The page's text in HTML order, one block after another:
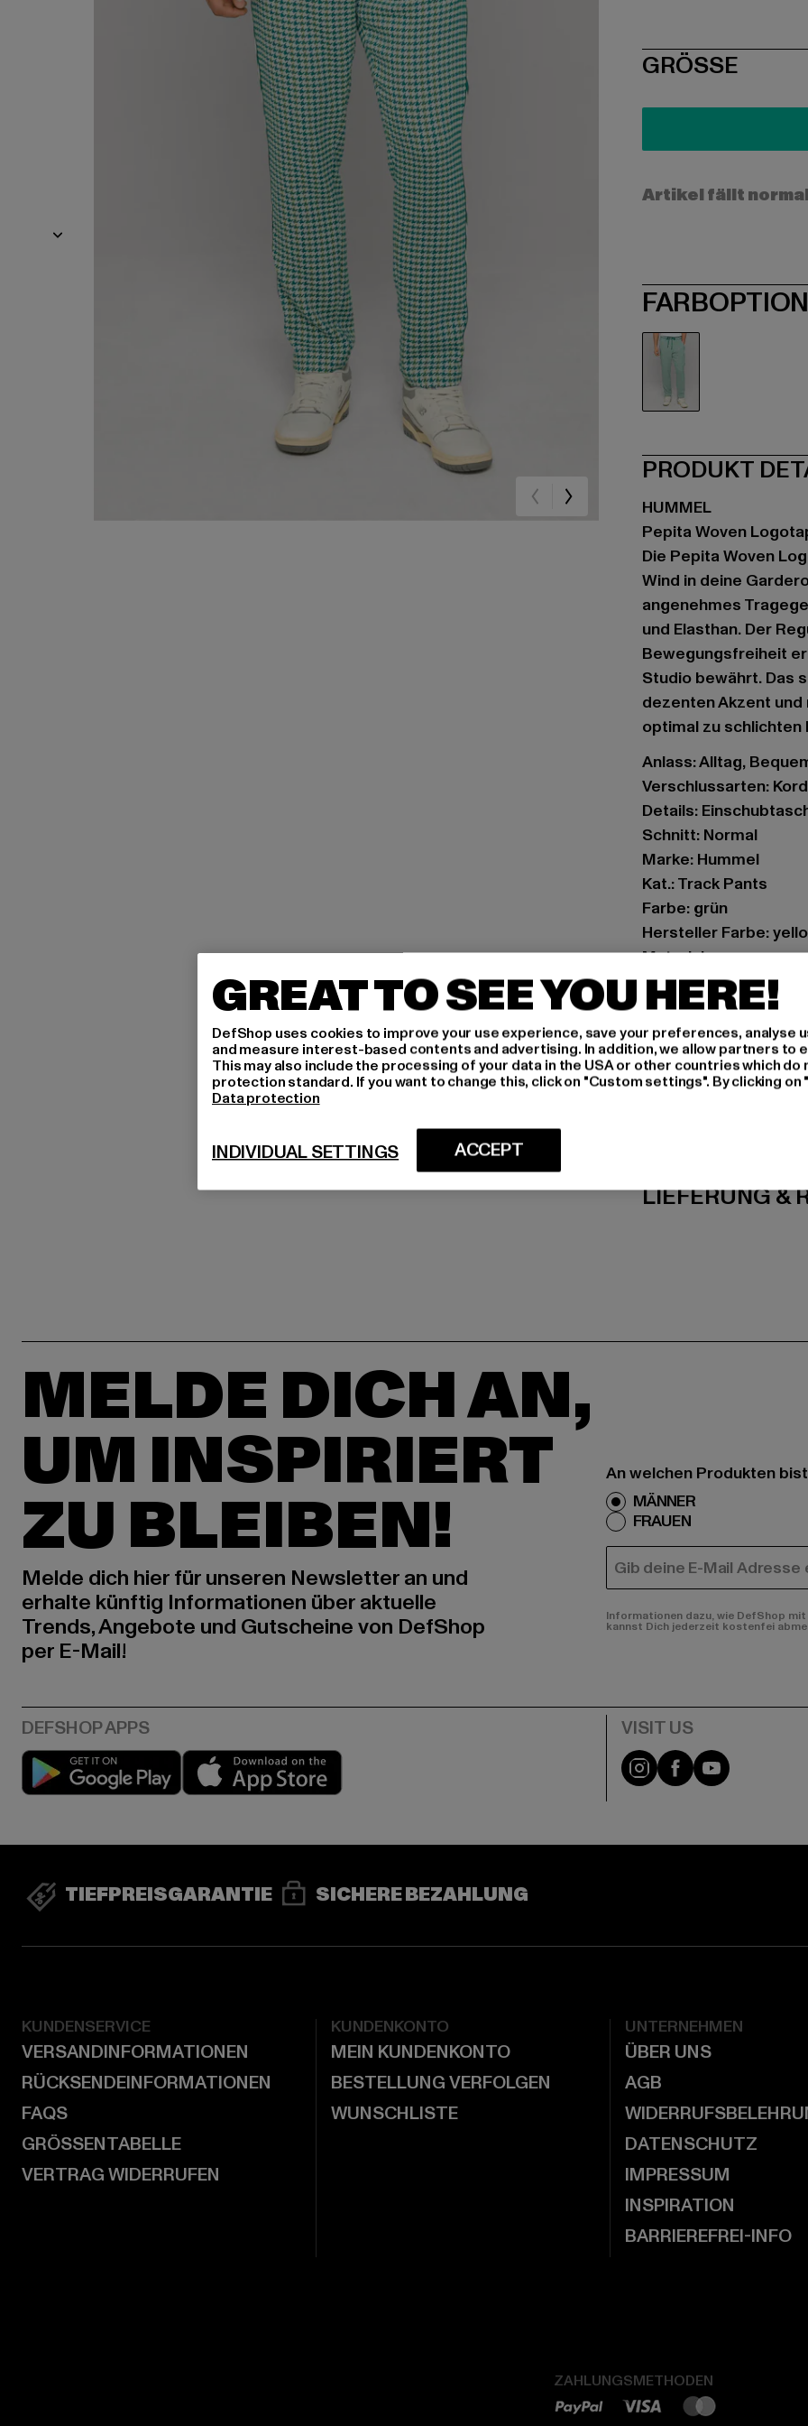
SIZE
GRÖSSE
Artikel fällt
PRODUKT
HUMMEL
Pepita Woven
Die Pepita Woven
Wind in deine
angenehmes
und Elasthan. Der
Bewegungsfreiheit
Studio bewährt. Das
dezenten Akzent
optimal zu schlichten
Anlass: Alltag,
Verschlussarten:
Details:
Schnitt: Normal
Marke: Hummel
Kat.: Track Pants
Farbe: grün
Hersteller Farbe:
Art.Nr: HUM126-040-
Hersteller: HUMMEL
Balticagade 20 | 8000
LIEFERUNG &
MELDE DICH AN,
UM INSPIRIERT
ZU BLEIBEN!
Melde dich hier für unseren Newsletter an und
erhalte künftig Informationen über aktuelle
Trends, Angebote und Gutscheine von DefShop
per E-Mail!
An welchen Produkten
MÄNNER
FRAUEN
E-MAIL
Informationen dazu, wie DefShop
kannst Dich jederzeit kostenfei
Play market Visit our Instagram
Visit ourVisit our
TIEFPREISGARANTIE SICHERE BEZAHLUNG
KUNDENSERVICE
VERSANDINFORMATIONEN
RÜCKSENDEINFORMATIONEN
FAQS
GRÖSSENTABELLE
VERTRAG WIDERRUFEN
KUNDENKONTO
MEIN KUNDENKONTO
BESTELLUNG VERFOLGEN
WUNSCHLISTE
UNTERNEHMEN
ÜBER UNS
AGB
DATENSCHUTZ
IMPRESSUM
INSPIRATION
BARRIEREFREI-INFO
ZAHLUNGSMETHODEN
GREAT TO SEE YOU HERE!
DefShop uses cookies to improve your use experience, save your preferences, analyse
and measure interest-based contents and advertising. In addition, we allow partners to
This may also include the processing of your data in the USA or other countries which do
protection standard. If you want to change this, click on "Custom settings". By clicking
Data protection
ACCEPT
INDIVIDUAL SETTINGS